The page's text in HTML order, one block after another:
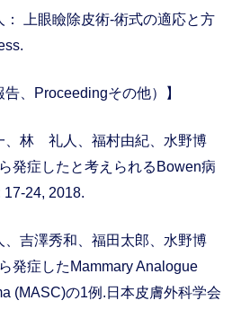
上眼瞼除皮術-術式の適応と方
告、Proceedingその他）】
、林 礼人、福村由紀、水野博
発症したと考えられるBowen病
24, 2018.
吉澤秀和、福田太郎、水野博
発症したMammary Analogue
(MASC)の1例.日本皮膚外科学会